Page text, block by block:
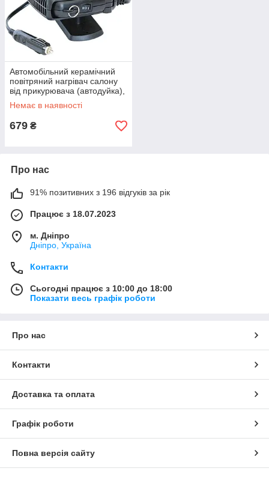
Автомобільний керамічний
повітряний нагрівач салону
від прикурювача (автодуйка),
з можливістю
Немає в наявності
679 ₴
Про нас
91% позитивних з 196 відгуків за рік
Працює з 18.07.2023
м. Дніпро
Дніпро, Україна
Контакти
Сьогодні працює з 10:00 до 18:00
Показати весь графік роботи
Про нас
Контакти
Доставка та оплата
Графік роботи
Повна версія сайту